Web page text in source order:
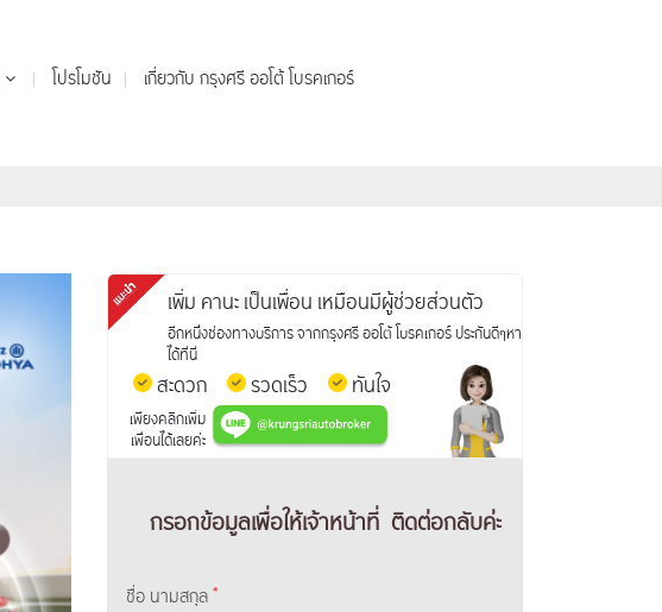
โปรโมชัน เกี่ยวกับ กรุงศรี ออโต้ โบรคเกอร์
เพิ่ม คานะ เป็นเพื่อน เหมือนมีผู้ช่วยส่วนตัว
อีกหนึ่งช่องทางบริการ จากกรุงศรี ออโต้ โบรคเกอร์ ประกันดีๆหา
ได้ที่นี่
สะดวก รวดเร็ว ทันใจ
เพียงคลิกเพิ่ม
เพื่อนได้เลยค่ะ
กรอกข้อมูลเพื่อให้เจ้าหน้าที่ ติดต่อกลับค่ะ
ชื่อ นามสกุล *